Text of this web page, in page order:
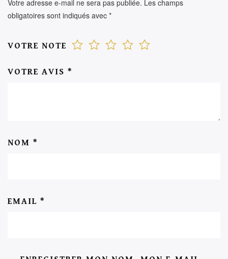
Votre adresse e-mail ne sera pas publiée. Les champs
obligatoires sont indiqués avec *
VOTRE NOTE
VOTRE AVIS *
NOM *
EMAIL *